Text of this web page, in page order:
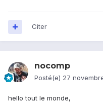
Citer
nocomp
Posté(e) 27
hello tout le monde,